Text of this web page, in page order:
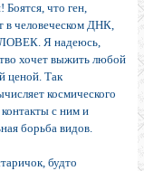
что ген,
в человеческом ДНК,
Я надеюсь,
хочет выжить любой
ценой. Так
космического
с ним и
борьба видов.
будто